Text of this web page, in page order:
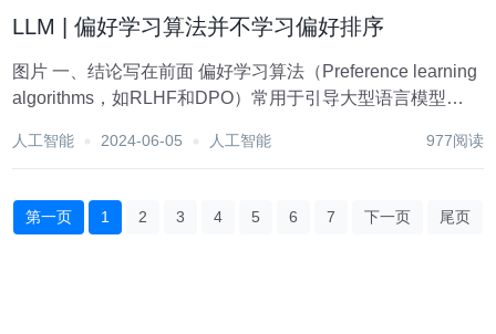
LLM | 偏好学习算法并不学习偏好排序
图片 一、结论写在前面 偏好学习算法（Preference learning
algorithms，如RLHF和DPO）常用于引导大型语言模型
的理解仍有限。论文探讨了传统观点，即偏好学习训练模型
人工智能 2024-06-05 人工智能 977阅读
第一页 1 2 3 4 5 6 7 下一页 尾页